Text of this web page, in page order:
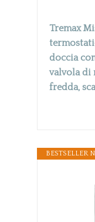
Tremax
doccia
valvola di
fredda,
BESTSELLER